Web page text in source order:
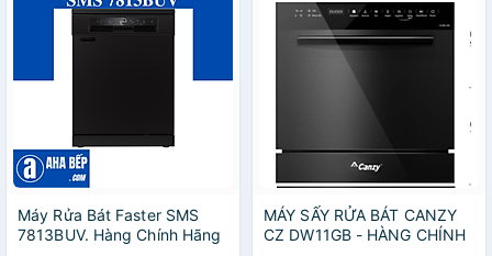
Máy Rửa Bát Faster SMS
7813BUV. Hàng Chính Hãng
MÁY SẤY RỬA BÁT CANZY
CZ DW11GB - HÀNG CHÍNH